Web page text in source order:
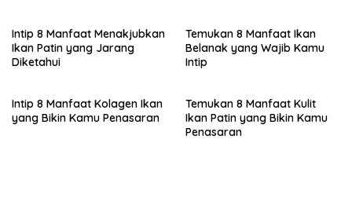
Intip 8 Manfaat Menakjubkan
Ikan Patin yang Jarang
Diketahui
Temukan 8 Manfaat Ikan
Belanak yang Wajib Kamu
Intip
Intip 8 Manfaat Kolagen Ikan
yang Bikin Kamu Penasaran
Temukan 8 Manfaat Kulit
Ikan Patin yang Bikin Kamu
Penasaran